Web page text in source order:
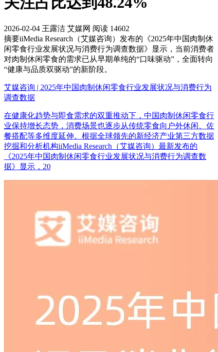
2026-02-04 王露洁 艾媒网 阅读 14602
摘要iiMedia Research（艾媒咨询）发布的《2025年中国肉制休
闲零食行业发展状况与消费行为调查数据》显示，当前消费者
对肉制休闲零食的需求已从早期单纯的“口味驱动”，全面转向
“健康与品质双驱动”的新阶段。
艾媒咨询 | 2025年中国肉制休闲零食行业发展状况与消费行为
调查数据
在健康化趋势与即食需求的双重推动下，中国肉制休闲零食行
业保持增长态势，消费场景也逐步从传统零食向户外休闲、佐
餐搭配等多维度延伸。根据全球领先的新经济产业第三方数据
挖掘和分析机构iiMedia Research（艾媒咨询）最新发布的
《2025年中国肉制休闲零食行业发展状况与消费行为调查数
据》显示，20